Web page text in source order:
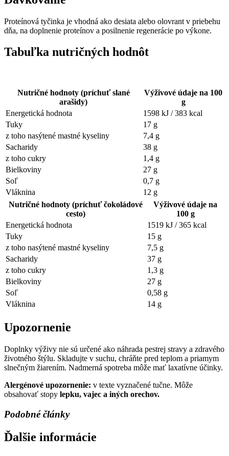
Proteínová tyčinka je vhodná ako desiata alebo olovrant v priebehu
dňa, na doplnenie proteínov a posilnenie regenerácie po výkone.
Tabuľka nutričných hodnôt
Nutričné hodnoty (príchuťslané
arašidy)
Výživové údaje na 100
g
Energetická hodnota
1598 kJ / 383 kcal
Tuky
17 g
z toho nasýtené mastné kyseliny
7,4 g
Sacharidy
38 g
z toho cukry
1,4 g
Bielkoviny
27 g
Soľ
0,7 g
Vláknina
12 g
Nutričné hodnoty (príchuť čokoládové
cesto)
Výživové údaje na
100 g
Energetická hodnota
1519 kJ / 365 kcal
Tuky
15 g
z toho nasýtené mastné kyseliny
7,5 g
Sacharidy
37 g
z toho cukry
1,3 g
Bielkoviny
27 g
Soľ
0,58 g
Vláknina
14 g
Upozornenie
Doplnky výživy nie sú určené ako náhrada pestrej stravy a zdravého
životného štýlu. Skladujte v suchu, chráňte pred teplom a priamym
slnečným žiarením. Nadmerná spotreba môže mať laxatívne účinky.
Alergénové upozornenie: v texte vyznačené tučne. Môže
obsahovať stopy lepku, vajec a iných orechov.
Podobné články
Ďalšie informácie